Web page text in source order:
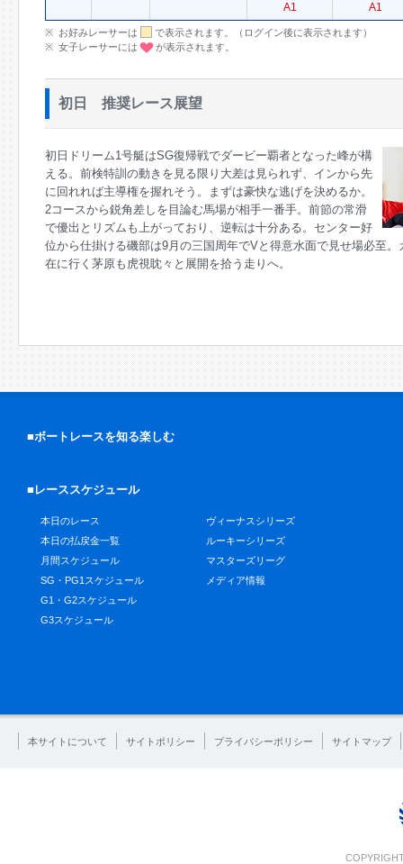
A1 A1
お好みレーサーは
で表示されます。（ログイン後に表示されます）
女子レーサーには
が表示されます。
初日 推奨レース展望
初日ドリーム1号艇はSG復帰戦でダービー覇者となった峰が構
える。前検特訓の動きを見る限り大差は見られず、インから先
に回れれば主導権を握れそう。まずは豪快な逃げを決めるか。
2コースから鋭角差しを目論む馬場が相手一番手。前節の常滑
で優出とリズムも上がっており、逆転は十分ある。センター好
位から仕掛ける磯部は9月の三国周年でVと得意水面で見せ場必至。
在に行く茅原も虎視眈々と展開を拾う走りへ。
■ボートレースを知る楽しむ
■レーススケジュール
本日のレース
本日の払戻金一覧
月間スケジュール
SG・PG1スケジュール
G1・G2スケジュール
G3スケジュール
ヴィーナスシリーズ
ルーキーシリーズ
マスターズリーグ
メディア情報
本サイトについて サイトポリシー プライバシーポリシー サイトマップ